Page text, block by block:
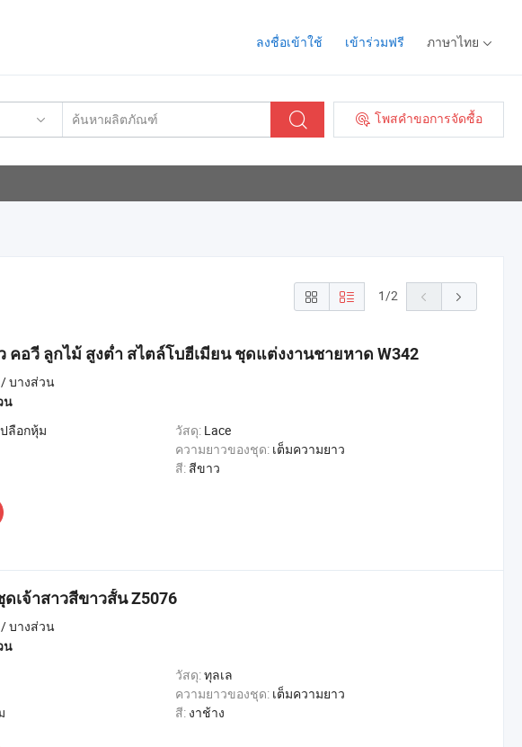
ลงชื่อเข้าใช้ เข้าร่วมฟรี ภาษาไทย
โพสคำขอการจัดซื้อ
1/2
คอวี ลูกไม้ สูงต่ำ สไตล์โบฮีเมียน ชุดแต่งงานชายหาด W342
/ บางส่วน
น
ลือกหุ้ม วัสดุ: Lace
ความยาวของชุด: เต็มความยาว
สี: สีขาว
เจ้าสาวสีขาวสั้น Z5076
/ บางส่วน
น
วัสดุ:ทุลเล
ความยาวของชุด: เต็มความยาว
สี: งาช้าง